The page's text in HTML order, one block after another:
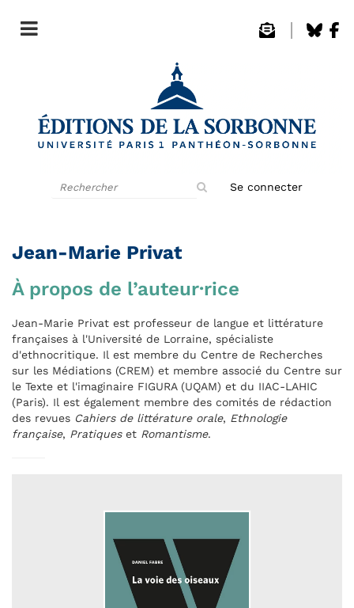
Se connecter
Jean-Marie Privat
À propos de l’auteur·rice
Jean-Marie Privat est professeur de langue et littérature
françaises à l'Université de Lorraine, spécialiste
d'ethnocritique. Il est membre du Centre de Recherches
sur les Médiations (CREM) et membre associé du Centre sur
le Texte et l'imaginaire FIGURA (UQAM) et du IIAC-LAHIC
(Paris). Il est également membre des comités de rédaction
des revues Cahiers de littérature orale, Ethnologie
française, Pratiques et Romantisme.